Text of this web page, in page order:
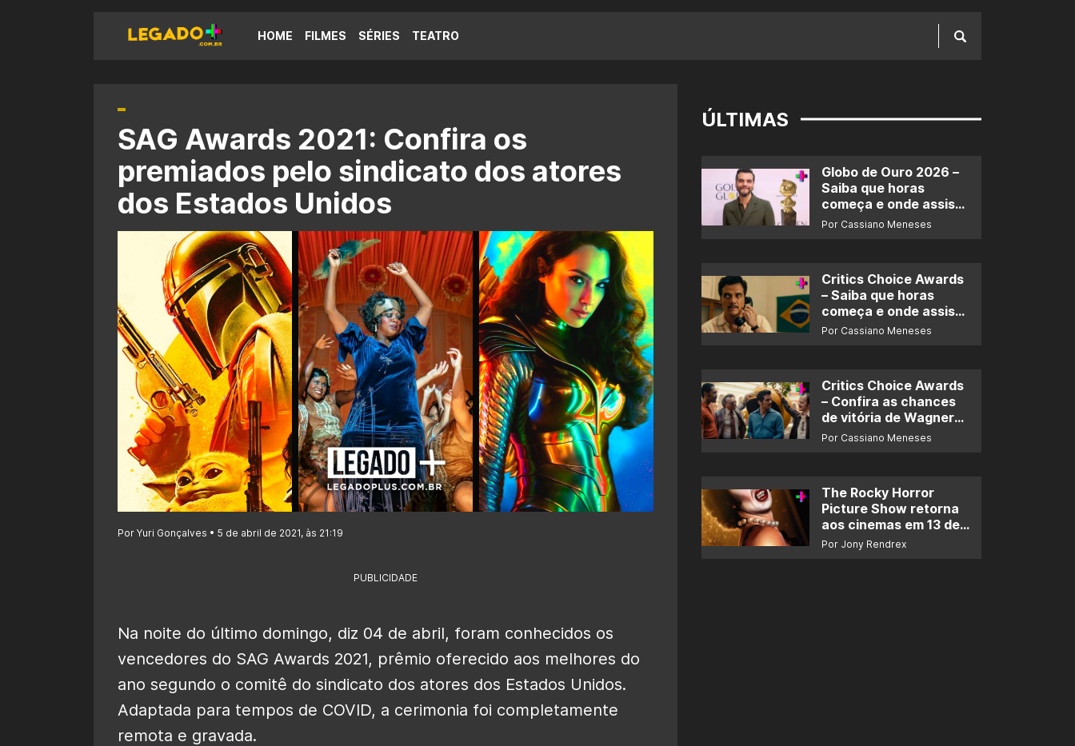
HOME FILMES SÉRIES TEATRO
SAG Awards 2021: Confira os
premiados pelo sindicato dos atores
dos Estados Unidos
Por Yuri Gonçalves • 5 de abril de 2021, às 21:19
PUBLICIDADE
Na noite do último domingo, diz 04 de abril, foram conhecidos os
vencedores do SAG Awards 2021, prêmio oferecido aos melhores do
ano segundo o comitê do sindicato dos atores dos Estados Unidos.
Adaptada para tempos de COVID, a cerimonia foi completamente
remota e gravada.
ÚLTIMAS
Globo de Ouro 2026 –
Saiba que horas
começa e onde assistir
ao prêmio
Por Cassiano Meneses
Critics Choice Awards
– Saiba que horas
começa e onde assistir
ao prêmio
Por Cassiano Meneses
Critics Choice Awards
– Confira as chances
de vitória de Wagner
Moura e de ‘O Agente
Por Cassiano Meneses
The Rocky Horror
Picture Show retorna
aos cinemas em 13 de
novembro
Por Jony Rendrex